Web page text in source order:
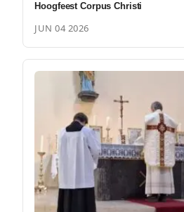
Hoogfeest Corpus Christi
JUN 04 2026